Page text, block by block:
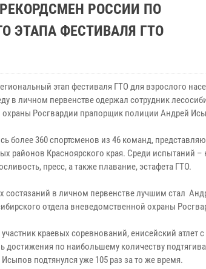
РОССИИ ПО
ЭТАПА ФЕСТИВАЛЯ ГТО
этап фестиваля ГТО для взрослого
в личном первенстве одержал сотрудник
охраны Росгвардии прапорщик полиции Андрей
более 360 спортсменов из 46 команд,
районов Красноярского края. Среди испытаний
пресс, а также плавание, эстафета ГТО.
состязаний в личном первенстве лучшим стал
отдела вневедомственной охраны
краевых соревнований, енисейский атлет
достижения по наибольшему количеству
подтянулся уже 105 раз за то же время.